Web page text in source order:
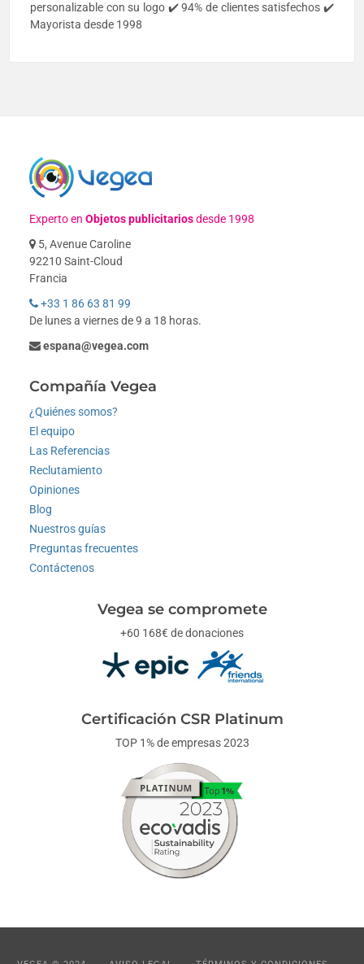
personalizable con su logo ✔️ 94% de clientes satisfechos ✔️
Mayorista desde 1998
Experto enObjetos publicitariosdesde 1998
5, Avenue Caroline
92210 Saint-Cloud
Francia
+33 1 86 63 81 99
De lunes a viernes de 9 a 18 horas.
espana@vegea.com
Compañía Vegea
¿Quiénes somos?
El equipo
Las Referencias
Reclutamiento
Opiniones
Blog
Nuestros guías
Preguntas frecuentes
Contáctenos
Vegea se compromete
+60 168€ de donaciones
Certificación CSR Platinum
TOP 1% de empresas 2023